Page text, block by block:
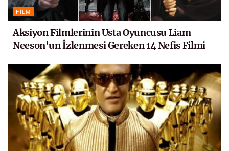
FILM
Aksiyon Filmlerinin Usta Oyuncusu Liam
Neeson’un İzlenmesi Gereken 14 Nefis Filmi